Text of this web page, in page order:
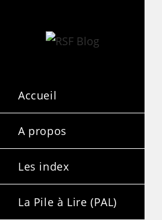
Accueil
A propos
Les index
La Pile à Lire (PAL)